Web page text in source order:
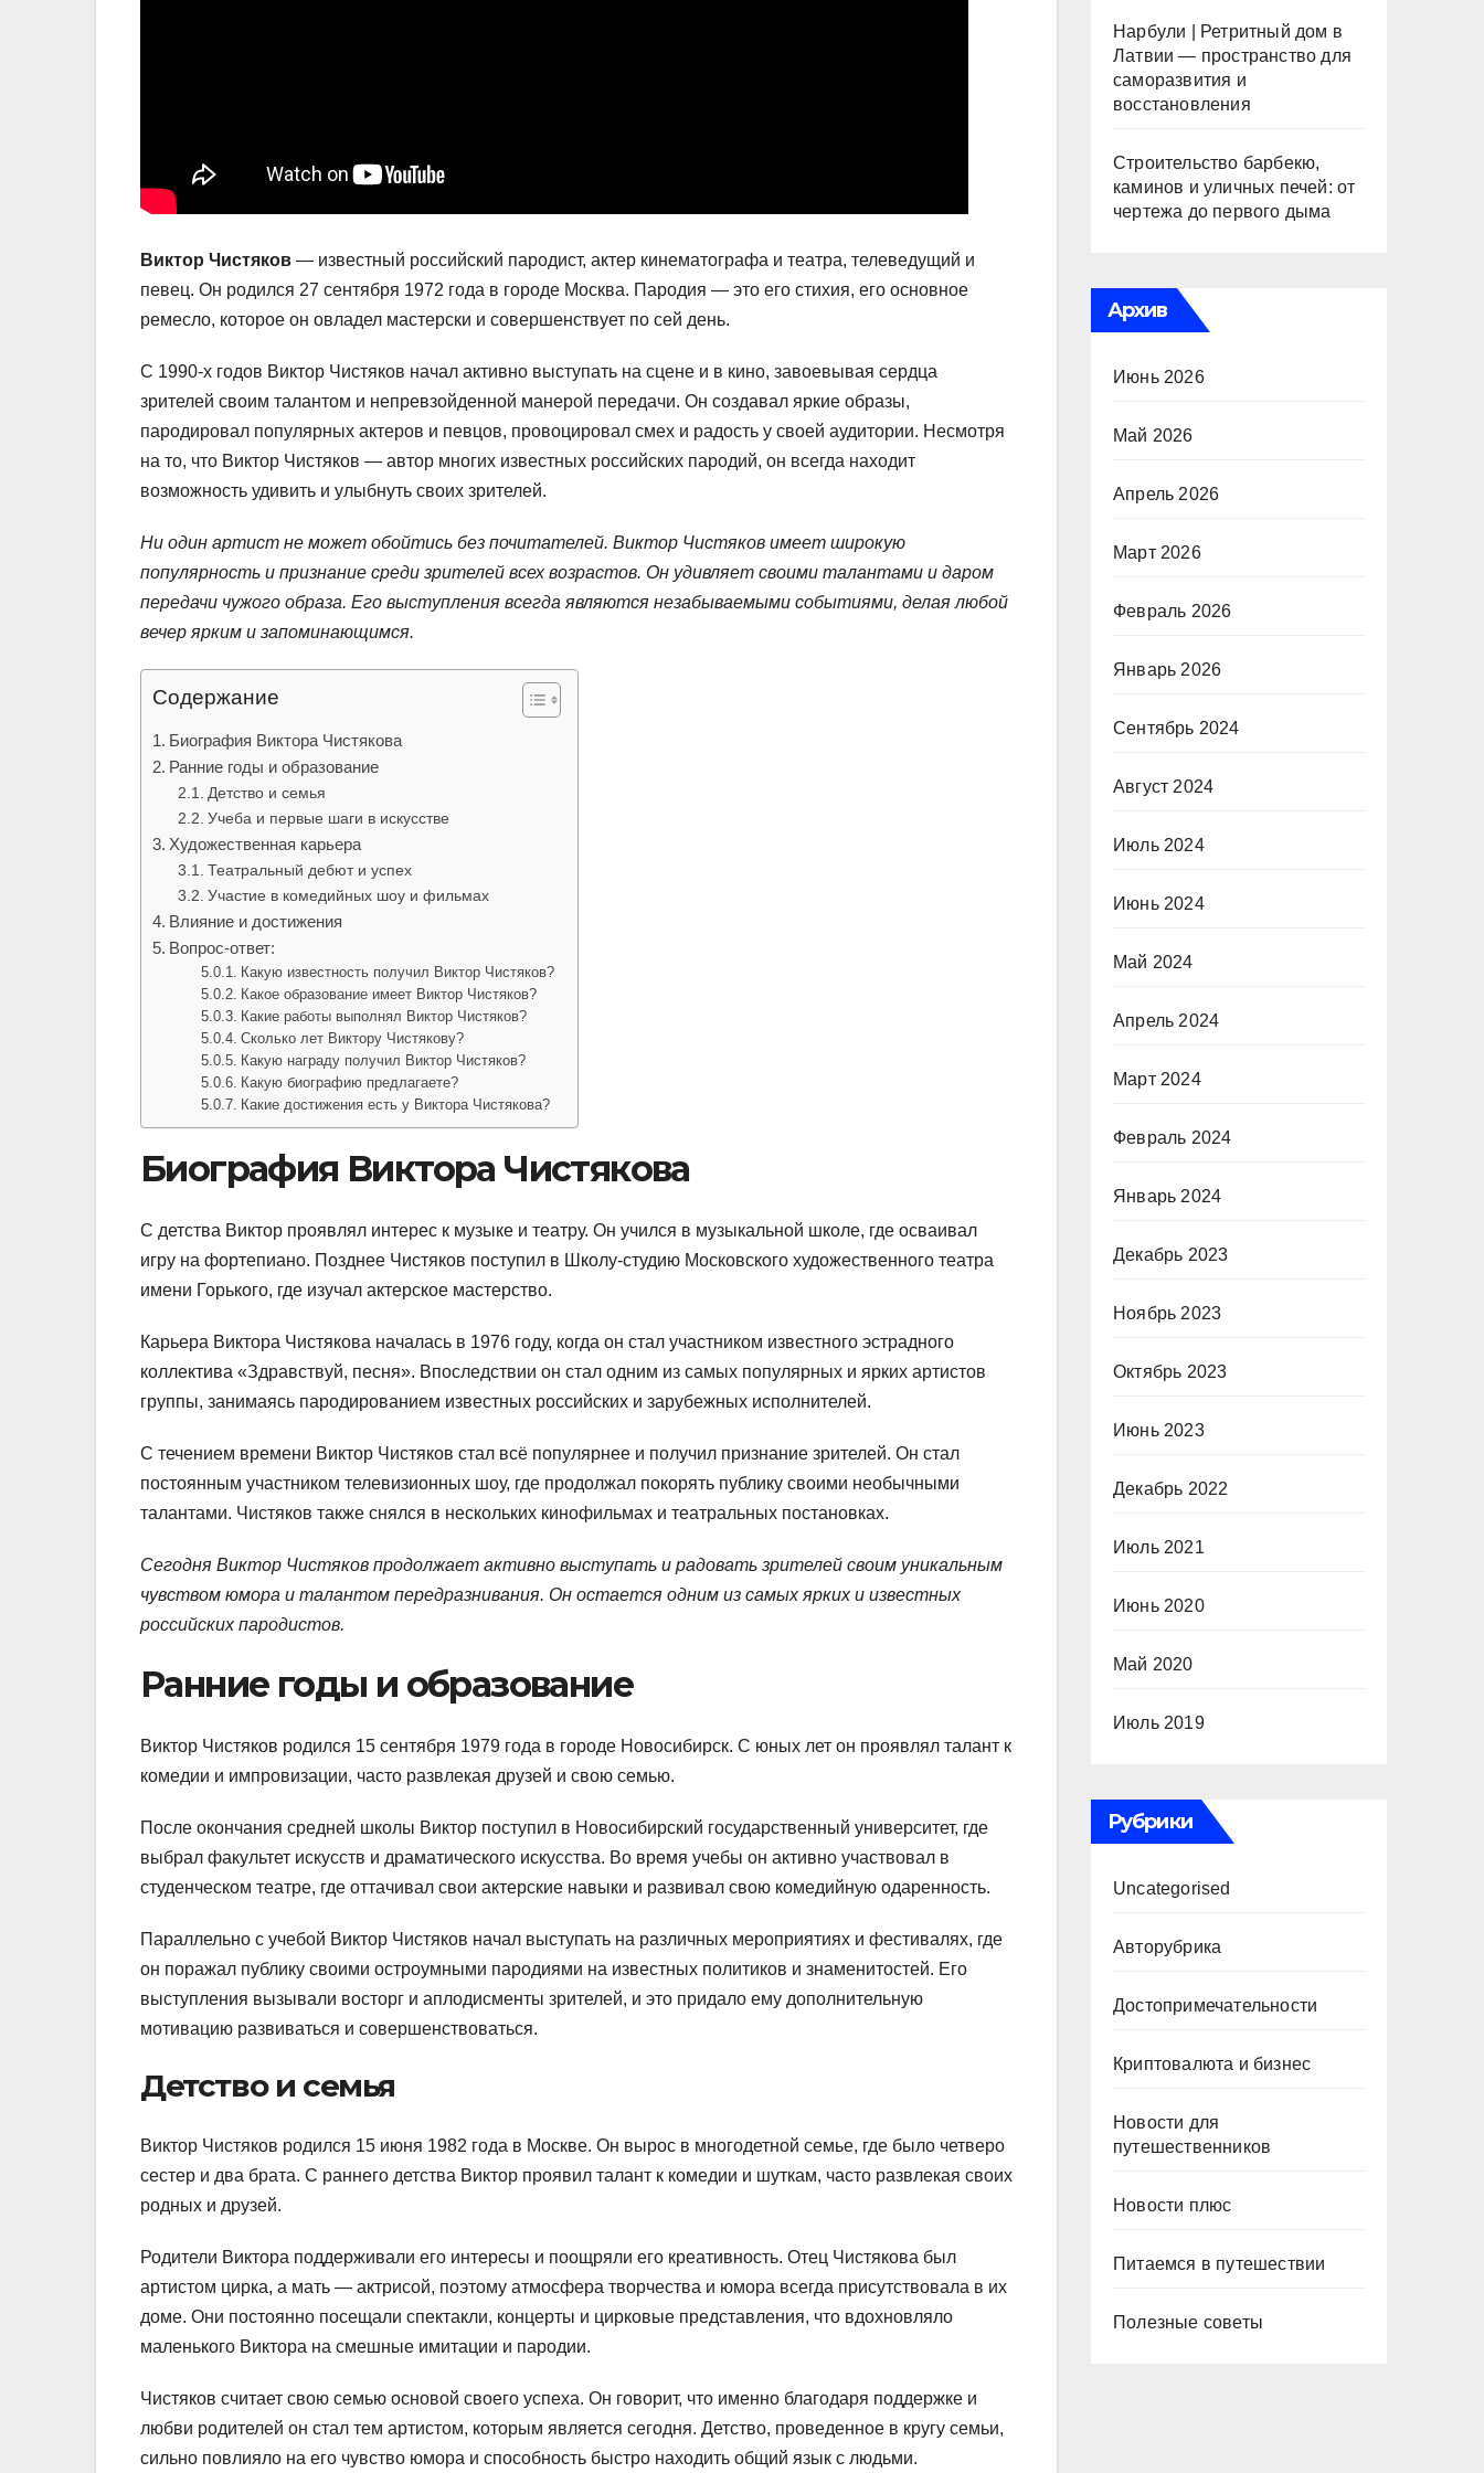
Виктор Чистяков — известный российский пародист, актер кинематографа и театра, телеведущий и
певец. Он родился 27 сентября 1972 года в городе Москва. Пародия — это его стихия, его основное
ремесло, которое он овладел мастерски и совершенствует по сей день.
C 1990-х годов Виктор Чистяков начал активно выступать на сцене и в кино, завоевывая сердца
зрителей своим талантом и непревзойденной манерой передачи. Он создавал яркие образы,
пародировал популярных актеров и певцов, провоцировал смех и радость у своей аудитории. Несмотря
на то, что Виктор Чистяков — автор многих известных российских пародий, он всегда находит
возможность удивить и улыбнуть своих зрителей.
Ни один артист не может обойтись без почитателей. Виктор Чистяков имеет широкую
популярность и признание среди зрителей всех возрастов. Он удивляет своими талантами и даром
передачи чужого образа. Его выступления всегда являются незабываемыми событиями, делая любой
вечер ярким и запоминающимся.
Содержание
Биография Виктора Чистякова
Ранние годы и образование
Детство и семья
Учеба и первые шаги в искусстве
Художественная карьера
Театральный дебют и успех
Участие в комедийных шоу и фильмах
Влияние и достижения
Вопрос-ответ:
Какую известность получил Виктор Чистяков?
Какое образование имеет Виктор Чистяков?
Какие работы выполнял Виктор Чистяков?
Сколько лет Виктору Чистякову?
Какую награду получил Виктор Чистяков?
Какую биографию предлагаете?
Какие достижения есть у Виктора Чистякова?
Биография Виктора Чистякова
С детства Виктор проявлял интерес к музыке и театру. Он учился в музыкальной школе, где осваивал
игру на фортепиано. Позднее Чистяков поступил в Школу-студию Московского художественного театра
имени Горького, где изучал актерское мастерство.
Карьера Виктора Чистякова началась в 1976 году, когда он стал участником известного эстрадного
коллектива «Здравствуй, песня». Впоследствии он стал одним из самых популярных и ярких артистов
группы, занимаясь пародированием известных российских и зарубежных исполнителей.
С течением времени Виктор Чистяков стал всё популярнее и получил признание зрителей. Он стал
постоянным участником телевизионных шоу, где продолжал покорять публику своими необычными
талантами. Чистяков также снялся в нескольких кинофильмах и театральных постановках.
Сегодня Виктор Чистяков продолжает активно выступать и радовать зрителей своим уникальным
чувством юмора и талантом передразнивания. Он остается одним из самых ярких и известных
российских пародистов.
Ранние годы и образование
Виктор Чистяков родился 15 сентября 1979 года в городе Новосибирск. С юных лет он проявлял талант к
комедии и импровизации, часто развлекая друзей и свою семью.
После окончания средней школы Виктор поступил в Новосибирский государственный университет, где
выбрал факультет искусств и драматического искусства. Во время учебы он активно участвовал в
студенческом театре, где оттачивал свои актерские навыки и развивал свою комедийную одаренность.
Параллельно с учебой Виктор Чистяков начал выступать на различных мероприятиях и фестивалях, где
он поражал публику своими остроумными пародиями на известных политиков и знаменитостей. Его
выступления вызывали восторг и аплодисменты зрителей, и это придало ему дополнительную
мотивацию развиваться и совершенствоваться.
Детство и семья
Виктор Чистяков родился 15 июня 1982 года в Москве. Он вырос в многодетной семье, где было четверо
сестер и два брата. С раннего детства Виктор проявил талант к комедии и шуткам, часто развлекая своих
родных и друзей.
Родители Виктора поддерживали его интересы и поощряли его креативность. Отец Чистякова был
артистом цирка, а мать — актрисой, поэтому атмосфера творчества и юмора всегда присутствовала в их
доме. Они постоянно посещали спектакли, концерты и цирковые представления, что вдохновляло
маленького Виктора на смешные имитации и пародии.
Чистяков считает свою семью основой своего успеха. Он говорит, что именно благодаря поддержке и
любви родителей он стал тем артистом, которым является сегодня. Детство, проведенное в кругу семьи,
сильно повлияло на его чувство юмора и способность быстро находить общий язык с людьми.
Нарбули | Ретритный дом в
Латвии — пространство для
саморазвития и
восстановления
Строительство барбекю,
каминов и уличных печей: от
чертежа до первого дыма
Архив
Июнь 2026
Май 2026
Апрель 2026
Март 2026
Февраль 2026
Январь 2026
Сентябрь 2024
Август 2024
Июль 2024
Июнь 2024
Май 2024
Апрель 2024
Март 2024
Февраль 2024
Январь 2024
Декабрь 2023
Ноябрь 2023
Октябрь 2023
Июнь 2023
Декабрь 2022
Июль 2021
Июнь 2020
Май 2020
Июль 2019
Рубрики
Uncategorised
Авторубрика
Достопримечательности
Криптовалюта и бизнес
Новости для
путешественников
Новости плюс
Питаемся в путешествии
Полезные советы